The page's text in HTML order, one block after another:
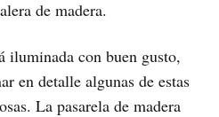
de madera.
iluminada con buen gusto,
en detalle algunas de estas
La pasarela de madera